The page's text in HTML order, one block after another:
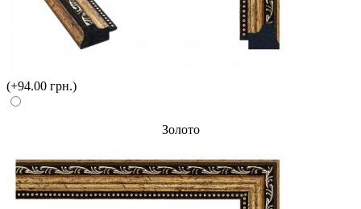
(+94.00 грн.)
Золото